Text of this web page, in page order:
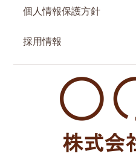
個人情報保護方針
採用情報